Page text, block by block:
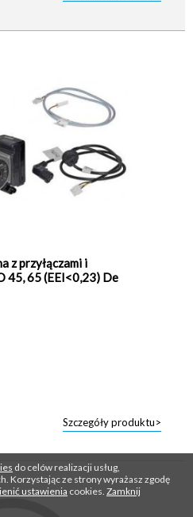
z przyłączami i
45, 65 (EEI<0,23) De
Szczegóły produktu>
do celów realizacji usług,
Korzystając ze strony wyrażasz zgodę
ustawienia cookies. Zamknij